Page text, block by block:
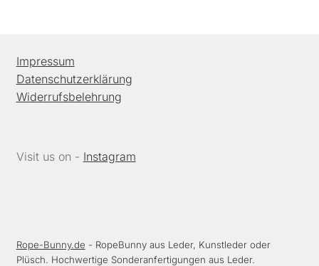
Impressum
Datenschutzerklärung
Widerrufsbelehrung
Visit us on - Instagram
Rope-Bunny.de - RopeBunny aus Leder, Kunstleder oder
Plüsch. Hochwertige Sonderanfertigungen aus Leder.